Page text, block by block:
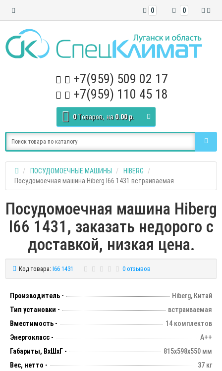
0
0
+7(959) 509 02 17
+7(959) 110 45 18
0 Tоваров, на 0.00 р.
ПОСУДОМОЕЧНЫЕ МАШИНЫ
HIBERG
Посудомоечная машина Hiberg I66 1431 встраиваемая
Посудомоечная машина Hiberg
I66 1431, заказать недорого с
доставкой, низкая цена.
Код товара: I66 1431 0 отзывов
Производитель -
Hiberg, Китай
Тип установки -
встраиваемая
Вместимость -
14 комплектов
Энергокласс -
А++
Габариты, ВхШхГ -
815х598х550 мм
Вес, нетто -
37 кг